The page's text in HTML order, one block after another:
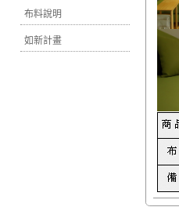
布料說明
如新計畫